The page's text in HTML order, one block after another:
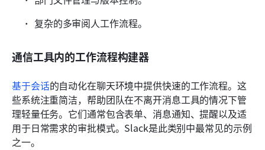
复杂的多审阅人工作流程。
通信工具内的工作流程构建器
基于会话的自动化在聊天环境中提供快速的工作流程。这
些系统注重简洁，帮助团队在不离开消息工具的情况下管
理轻量任务。它们通常包含表单、消息通知、提醒以及适
用于日常需求的审批模式。Slack是此类别中最常见的示例
之一。